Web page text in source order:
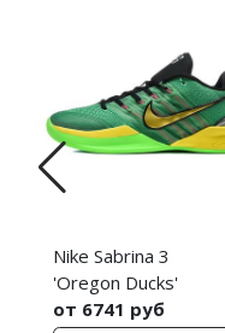
Nike Sabrina 3
'Oregon Ducks'
от 6741 руб